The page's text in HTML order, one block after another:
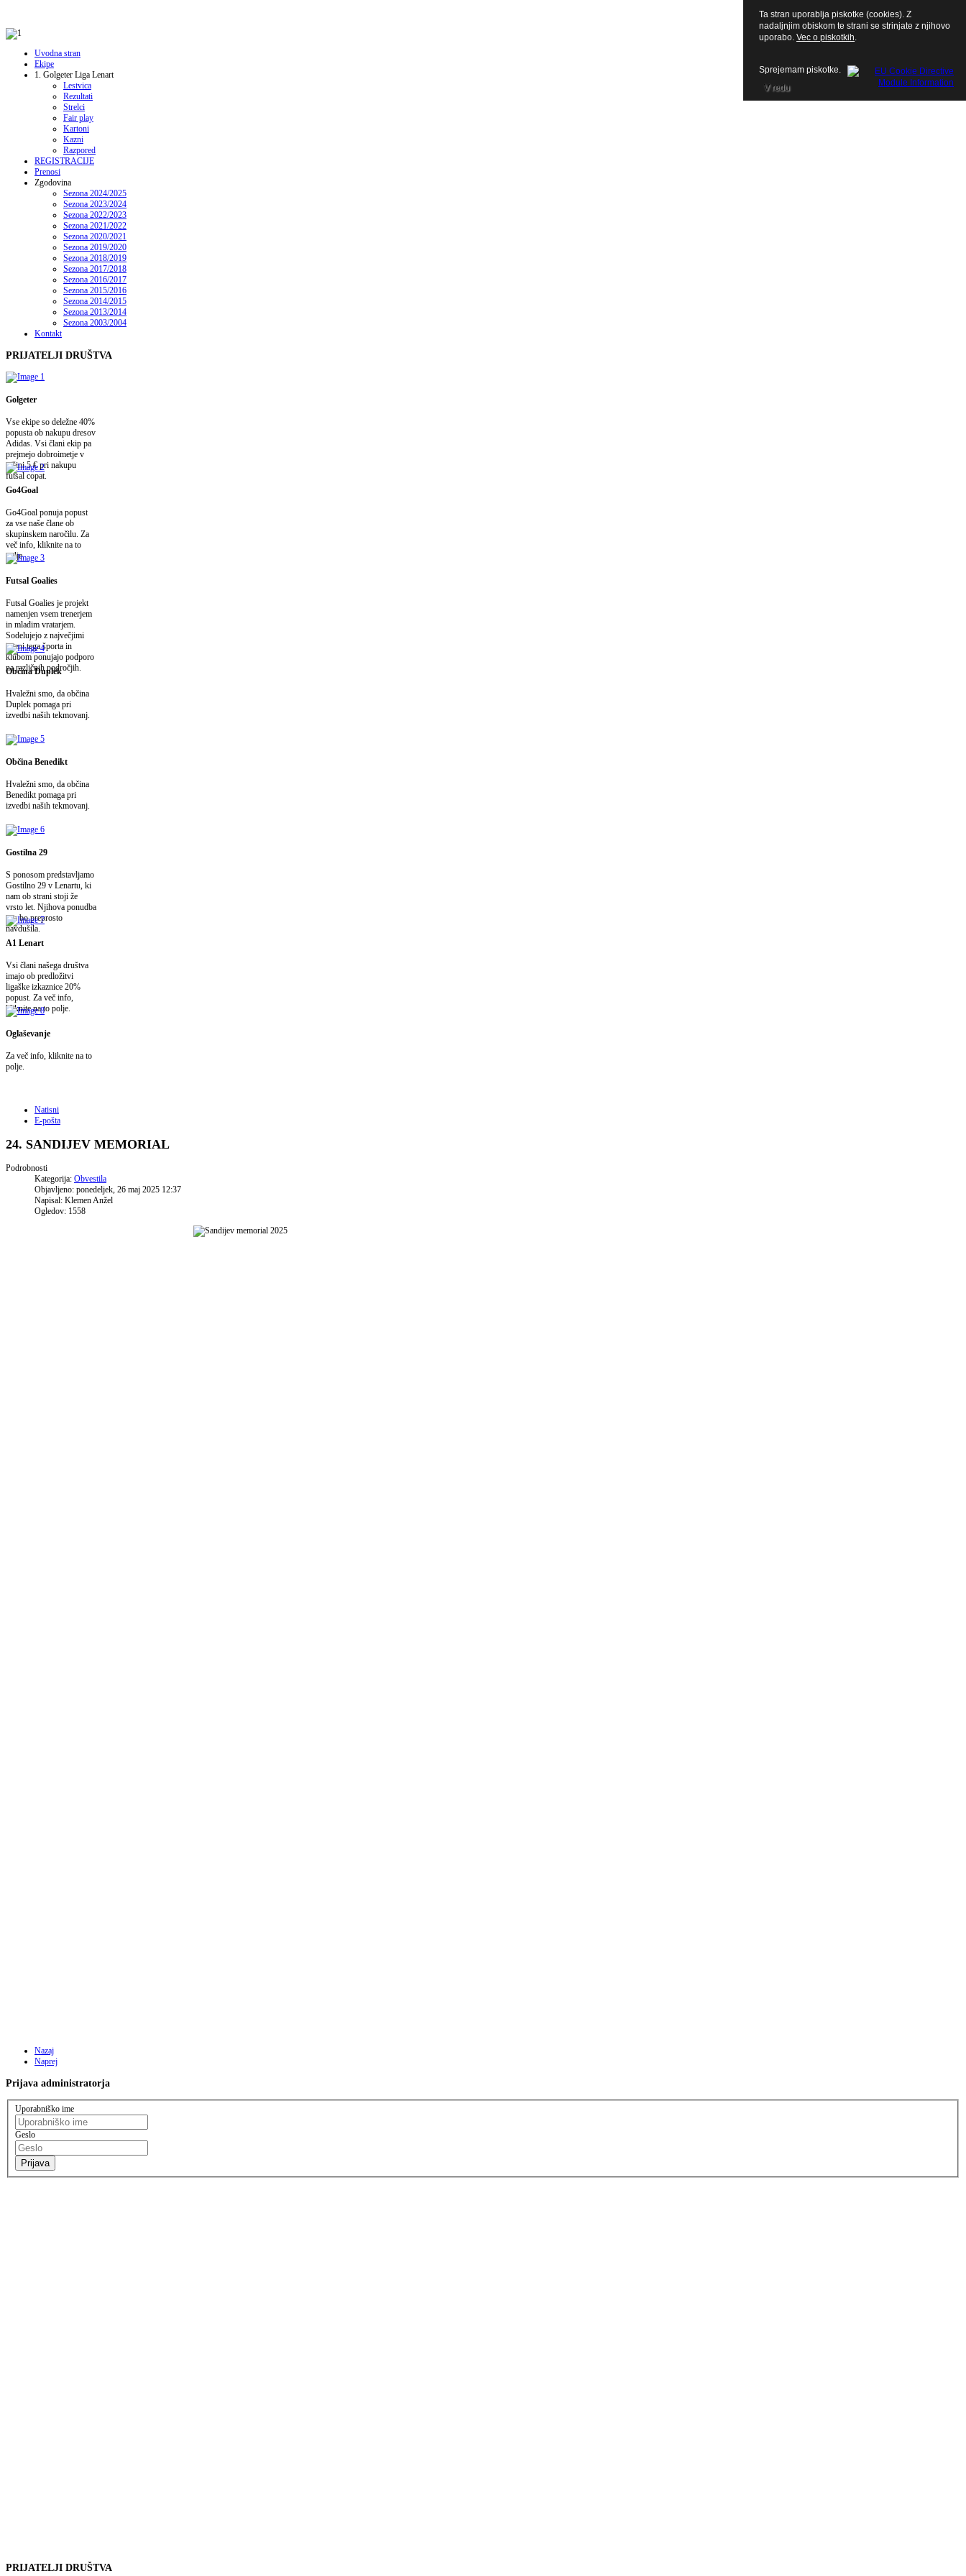
Uvodna stran
Ekipe
1. Golgeter Liga Lenart
Lestvica
Rezultati
Strelci
Fair play
Kartoni
Kazni
Razpored
REGISTRACIJE
Prenosi
Zgodovina
Sezona 2024/2025
Sezona 2023/2024
Sezona 2022/2023
Sezona 2021/2022
Sezona 2020/2021
Sezona 2019/2020
Sezona 2018/2019
Sezona 2017/2018
Sezona 2016/2017
Sezona 2015/2016
Sezona 2014/2015
Sezona 2013/2014
Sezona 2003/2004
Kontakt
PRIJATELJI DRUŠTVA
Golgeter
Vse ekipe so deležne 40%
popusta ob nakupu dresov
Adidas. Vsi člani ekip pa
prejmejo dobroimetje v
višini 5 € pri nakupu
futsal copat.
Go4Goal
Go4Goal ponuja popust
za vse naše člane ob
skupinskem naročilu. Za
več info, kliknite na to
polje.
Futsal Goalies
Futsal Goalies je projekt
namenjen vsem trenerjem
in mladim vratarjem.
Sodelujejo z največjimi
imeni tega športa in
klubom ponujajo podporo
na različnih področjih.
Občina Duplek
Hvaležni smo, da občina
Duplek pomaga pri
izvedbi naših tekmovanj.
Občina Benedikt
Hvaležni smo, da občina
Benedikt pomaga pri
izvedbi naših tekmovanj.
Gostilna 29
S ponosom predstavljamo
Gostilno 29 v Lenartu, ki
nam ob strani stoji že
vrsto let. Njihova ponudba
vas bo preprosto
navdušila.
A1 Lenart
Vsi člani našega društva
imajo ob predložitvi
ligaške izkaznice 20%
popust. Za več info,
kliknite na to polje.
Oglaševanje
Za več info, kliknite na to
polje.
Natisni
E-pošta
24. SANDIJEV MEMORIAL
Podrobnosti
Kategorija: Obvestila
Objavljeno: ponedeljek, 26 maj 2025 12:37
Napisal: Klemen Anžel
Ogledov: 1558
Nazaj
Naprej
Prijava administratorja
Uporabniško ime
Geslo
PRIJATELJI DRUŠTVA
Ta stran uporablja piskotke (cookies). Z
nadaljnjim obiskom te strani se strinjate z njihovo
uporabo. Vec o piskotkih.
Sprejemam piskotke.
V redu